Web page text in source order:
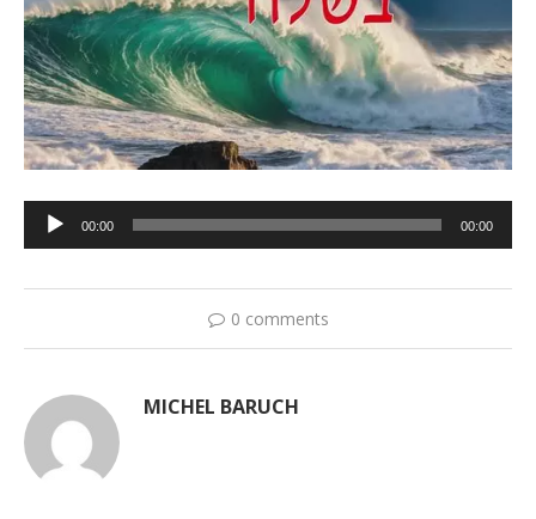
Lecteur
audio
00:00 00:00
0 comments
MICHEL BARUCH